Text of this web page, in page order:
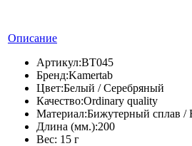
Описание
Артикул:BT045
Бренд:Kamertab
Цвет:Белый / Серебряный
Качество:Ordinary quality
Материал:Бижутерный сплав /
Длина (мм.):200
Вес: 15 г